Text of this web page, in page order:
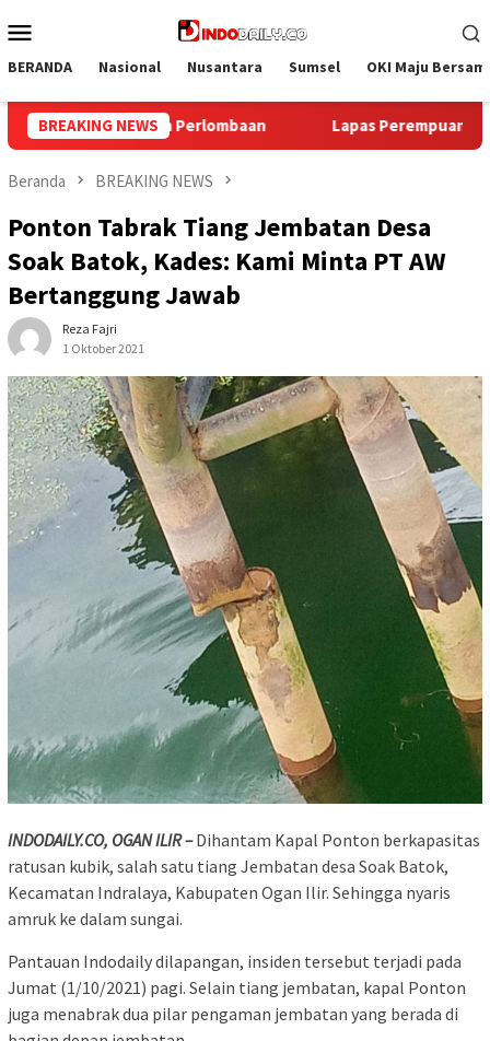
ke
Mobile
BERANDA Nasional Nusantara Sumsel OKI Maju
BREAKING NEWS
Perempuan Palembang Ikuti Donor Darah dan Pemeriksaan
Beranda BREAKING NEWS
Ponton Tabrak Tiang Jembatan Desa
Soak Batok, Kades: Kami Minta PT AW
Bertanggung Jawab
Reza Fajri
1 Oktober 2021
INDODAILY.CO, OGAN ILIR –Dihantam Kapal Ponton berkapasitas
ratusan kubik, salah satu tiang Jembatan desa Soak Batok,
Kecamatan Indralaya, Kabupaten Ogan Ilir. Sehingga nyaris
amruk ke dalam sungai.
Pantauan Indodaily dilapangan, insiden tersebut terjadi pada
Jumat (1/10/2021) pagi. Selain tiang jembatan, kapal Ponton
juga menabrak dua pilar pengaman jembatan yang berada di